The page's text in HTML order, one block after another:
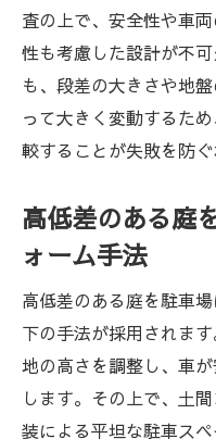
査の上で、安全性や車
性も考慮した設計が不
も、段差の大きさや地
って大きく変動するた
較することが失敗を防ぐ
高低差のある庭
ォーム手法
高低差のある庭を駐車
下の手法が採用されま
地の高さを調整し、車
します。その上で、土
装による平坦な駐車スペ